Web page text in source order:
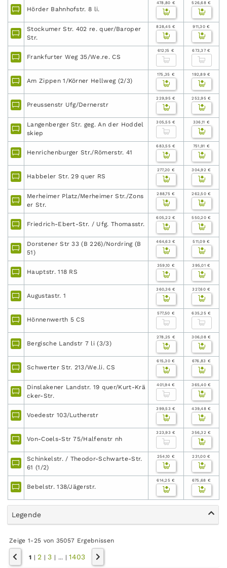
Hörder Bahnhofstr. 8 li.
478,80 € 526,68 €
Stockumer Str. 402 re. quer/Baroper
Str.
828,45 € 911,30 €
Frankfurter Weg 35/We.re. CS
612,15 € 673,37 €
Am Zippen 1/Körner Hellweg (2/3)
175,35 € 192,89 €
Preussenstr Ufg/Dernerstr
229,95 € 252,95 €
Langenberger Str. geg. An der Hoddel
skiep
305,55 € 336,11 €
Henrichenburger Str./Römerstr. 41
683,55 € 751,91 €
Habbeler Str. 29 quer RS
277,20 € 304,92 €
Merheimer Platz/Merheimer Str./Zons
er Str.
288,75 € 262,50 €
Friedrich-Ebert-Str. / Ufg. Thomasstr.
605,22 € 550,20 €
Dorstener Str 33 (B 226)/Nordring (B
51)
464,63 € 511,09 €
Hauptstr. 118 RS
359,10 € 395,01 €
Augustastr. 1
360,36 € 327,60 €
Hönnenwerth 5 CS
577,50 € 635,25 €
Bergische Landstr 7 li (3/3)
278,25 € 306,08 €
Schwerter Str. 213/We.li. CS
615,30 € 676,83 €
Dinslakener Landstr. 19 quer/Kurt-Krä
cker-Str.
401,94 € 365,40 €
Voedestr 103/Lutherstr
399,53 € 439,48 €
Von-Coels-Str 75/Halfenstr nh
323,93 € 356,32 €
Schinkelstr. / Theodor-Schwarte-Str.
61 (1/2)
254,10 € 231,00 €
Bebelstr. 138/Jägerstr.
614,25 € 675,68 €
Legende
Zeige 1-25 von 35057 Ergebnissen
1 | 2 |3 | ... |1403